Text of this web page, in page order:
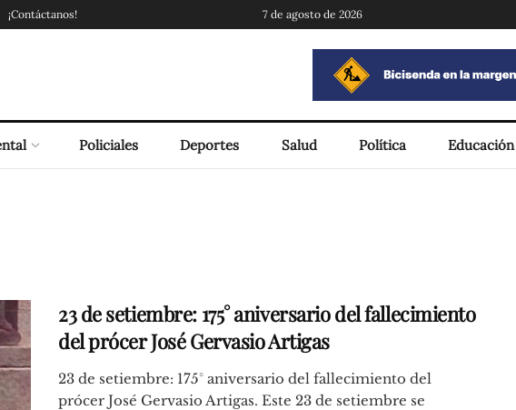
¡Contáctanos! 7 de agosto de 2026
Policiales Deportes Salud Política Educación
23 de setiembre: 175° aniversario del fallecimiento
del prócer José Gervasio Artigas
23 de setiembre: 175° aniversario del fallecimiento del
prócer José Gervasio Artigas. Este 23 de setiembre se